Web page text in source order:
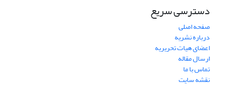
دسترسی سریع
صفحه اصلی
درباره نشریه
اعضای هیات تحریریه
ارسال مقاله
تماس با ما
نقشه سایت